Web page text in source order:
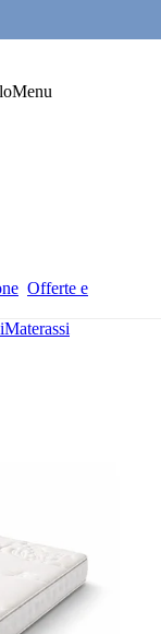
Menu
Offerte e
Materassi